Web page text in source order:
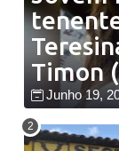
Timon
Junho 19,